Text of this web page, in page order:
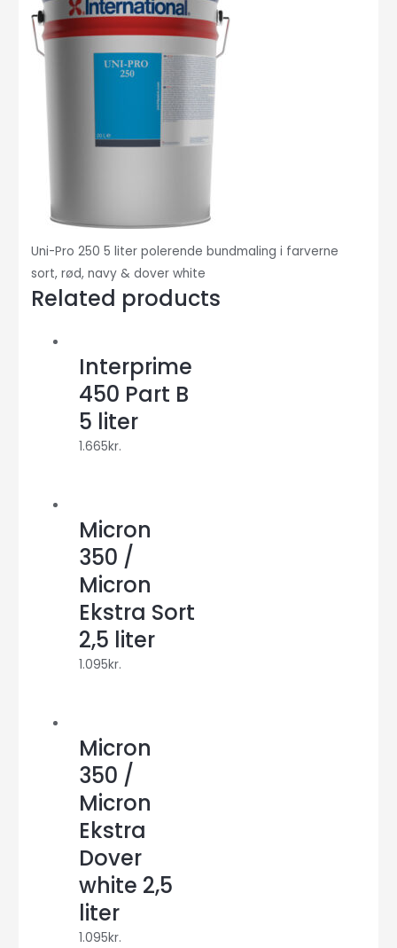
NAVY
quantity
Uni-Pro 250 5 liter polerende bundmaling i farverne
sort, rød, navy & dover white
Related products
Interprime
450 Part B
5 liter
1.665kr.
Micron
350 /
Micron
Ekstra Sort
2,5 liter
1.095kr.
Micron
350 /
Micron
Ekstra
Dover
white 2,5
liter
1.095kr.